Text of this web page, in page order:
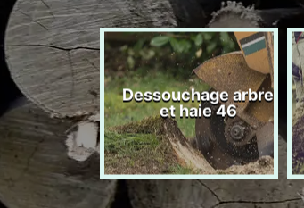
élagage
46
Dessouchage arbre
et haie 46